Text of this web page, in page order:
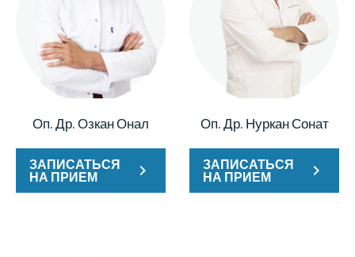
Оп. Др. Озкан Онал
ЗАПИСАТЬСЯ
НА ПРИЕМ
Оп. Др. Нуркан Сонат
ЗАПИСАТЬСЯ
НА ПРИЕМ